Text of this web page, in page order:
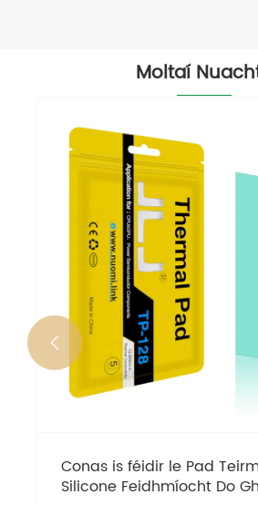
Moltaí
Conas is féidir le Pad
Silicone Feidhmíocht Do
